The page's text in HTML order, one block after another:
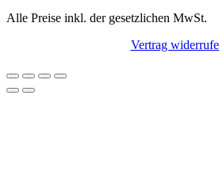
Alle Preise inkl. der gesetzlichen MwSt.
Vertrag